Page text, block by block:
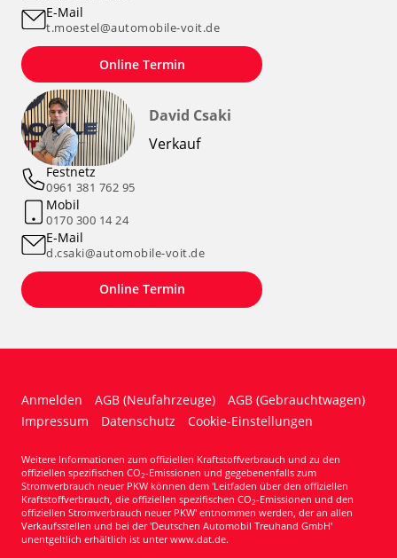
E-Mail
t.moestel@automobile-voit.de
Online Termin
David Csaki
Verkauf
Festnetz
0961 381 762 95
Mobil
0170 300 14 24
E-Mail
d.csaki@automobile-voit.de
Online Termin
Anmelden AGB (Neufahrzeuge)
AGB (Gebrauchtwagen)
Impressum
Datenschutz Cookie-Einstellungen
Weitere Informationen zum offiziellen Kraftstoffverbrauch und zu den
offiziellen spezifischen CO2-Emissionen und gegebenenfalls zum
Stromverbrauch neuer PKW können dem 'Leitfaden über den offiziellen
Kraftstoffverbrauch, die offiziellen spezifischen CO2-Emissionen und den
offiziellen Stromverbrauch neuer PKW' entnommen werden, der an allen
Verkaufsstellen und bei der 'Deutschen Automobil Treuhand GmbH'
unentgeltlich erhältlich ist unter www.dat.de.